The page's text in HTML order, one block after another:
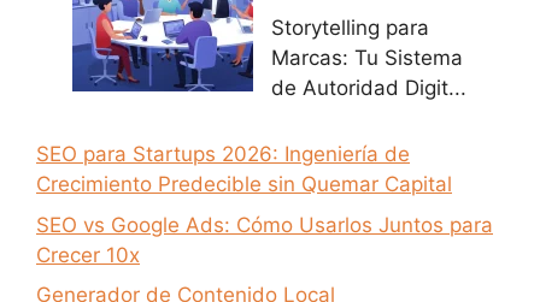
Storytelling para
Marcas: Tu Sistema
de Autoridad Digit...
SEO para Startups 2026: Ingeniería de
Crecimiento Predecible sin Quemar Capital
SEO vs Google Ads: Cómo Usarlos Juntos para
Crecer 10x
Generador de Contenido Local